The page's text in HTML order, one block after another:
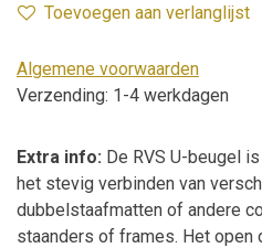
Toevoegen aan verlanglijst
Algemene voorwaarden
Verzending: 1-4 werkdagen
Extra info: De RVS U-beugel
het stevig verbinden van
dubbelstaafmatten of andere
staanders of frames. Het open